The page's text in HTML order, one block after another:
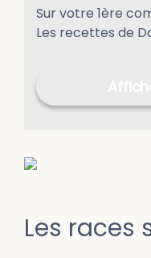
Sur votre 1ère
Les recettes de
Les races